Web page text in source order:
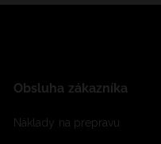
Obsluha zákazníka
Náklady na prepravu